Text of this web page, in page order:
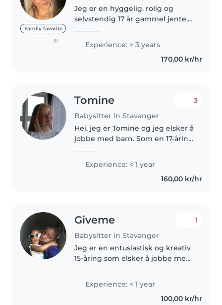
Family favorite
(1)
Jeg er en hyggelig, rolig og
selvstendig 17 år gammel jente,
Stavanger da jeg går Wang
toppidrett vgs. Jeg er veldig
Experience: > 3 years
170,00 kr/hr
Tomine
Babysitter in Stavanger
3
Hei, jeg er Tomine og jeg elsker å
jobbe med barn. Som en 17-åring
erfaring, men jeg har vært i
praksis i både barnehage og
barneskole. Med min utdanning..
Experience: < 1 year
160,00 kr/hr
Giveme
Babysitter in Stavanger
1
Jeg er en entusiastisk og kreativ
15-åring som elsker å jobbe med
babyer, småbarn og
førskolebarn, og jeg kan hjelpe
til med alt fra tegning og lesing
Experience: < 1 year
100,00 kr/hr